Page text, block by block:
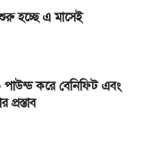
হচ্ছে এ মাসেই
পাউন্ড করে বেনিফিট এবং
প্রস্তাব